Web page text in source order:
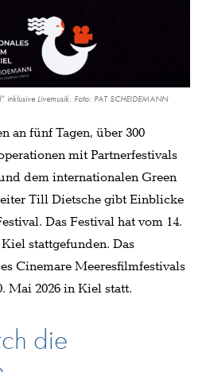
inklusive Livemusik. Foto: PAT SCHEIDEMANN
an fünf Tagen, über 300
mit Partnerfestivals
dem internationalen Green
Till Dietsche gibt Einblicke
Das Festival hat vom 14.
stattgefunden. Das
Cinemare Meeresfilmfestivals
Mai 2026 in Kiel statt.
die